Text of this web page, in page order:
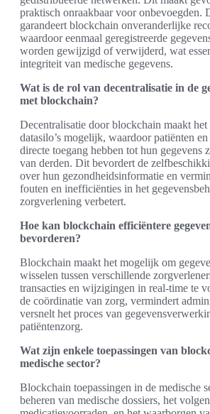
praktisch onraakbaar voor onbevoegden.
garandeert blockchain onveranderlijke
waardoor eenmaal geregistreerde
worden gewijzigd of verwijderd, wat
integriteit van medische gegevens.
Wat is de rol van decentralisatie in de
met blockchain?
Decentralisatie door blockchain maakt
datasilo’s mogelijk, waardoor patiënten
directe toegang hebben tot hun gegevens
van derden. Dit bevordert de
over hun gezondheidsinformatie en
fouten en inefficiënties in het
zorgverlening verbetert.
Hoe kan blockchain efficiëntere
bevorderen?
Blockchain maakt het mogelijk om
wisselen tussen verschillende
transacties en wijzigingen in real-time te
de coördinatie van zorg, vermindert
versnelt het proces van
patiëntenzorg.
Wat zijn enkele toepassingen van
medische sector?
Blockchain toepassingen in de medische
beheren van medische dossiers, het